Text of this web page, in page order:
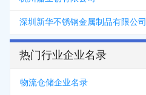
深圳新华不锈钢金属制品有限公司
热门行业企业名录
物流仓储企业名录